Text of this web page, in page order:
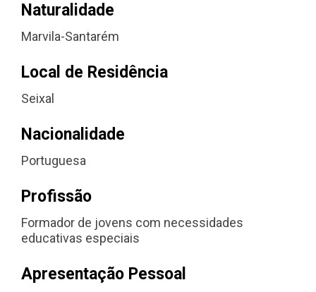
Naturalidade
Marvila-Santarém
Local de Residência
Seixal
Nacionalidade
Portuguesa
Profissão
Formador de jovens com necessidades
educativas especiais
Apresentação Pessoal